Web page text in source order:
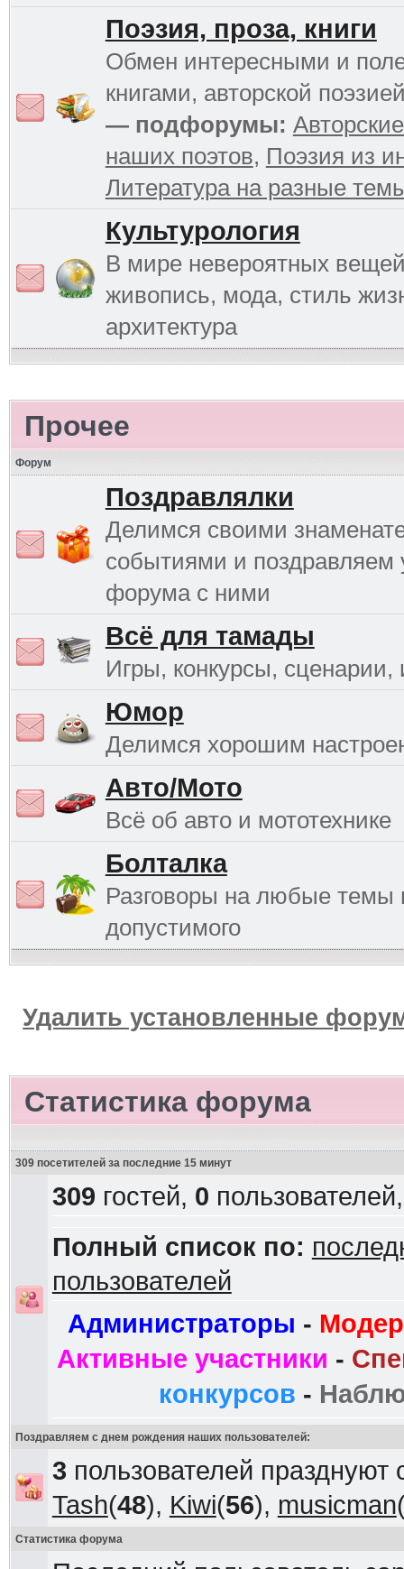
Поэзия, проза, книги
Обмен интересными и
книгами, авторской
— подфорумы:
наших поэтов, Поэзия из
Литература на разные
Культурология
В мире невероятных
живопись, мода, стиль
архитектура
Прочее
Форум
Поздравлялки
Делимся своими
событиями и поздравляем
форума с ними
Всё для тамады
Игры, конкурсы, сценарии,
Юмор
Делимся хорошим
Авто/Мото
Всё об авто и мототехнике
Болталка
Разговоры на любые темы
допустимого
Удалить установленные
Статистика форума
309 посетителей за последние 15 минут
309 гостей, 0
Полный список по:
пользователей
Администраторы -
Активные участники -
конкурсов -
Поздравляем с днем рождения наших пользователей:
3 пользователей
Tash(48), Kiwi(56), musicman
Статистика форума